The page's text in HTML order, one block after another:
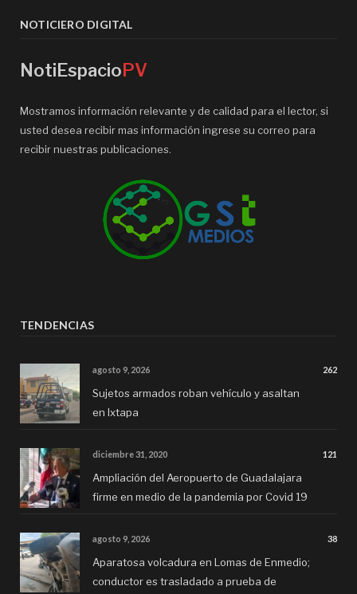
NOTICIERO DIGITAL
NotiEspacio PV
Mostramos información relevante y de calidad para el lector, si
usted desea recibir mas información ingrese su correo para
recibir nuestras publicaciones.
TENDENCIAS
agosto 9, 2026 262
Sujetos armados roban vehículo y asaltan
en Ixtapa
diciembre 31, 2020 121
Ampliación del Aeropuerto de Guadalajara
firme en medio de la pandemia por Covid 19
agosto 9, 2026 38
Aparatosa volcadura en Lomas de Enmedio;
conductor es trasladado a prueba de